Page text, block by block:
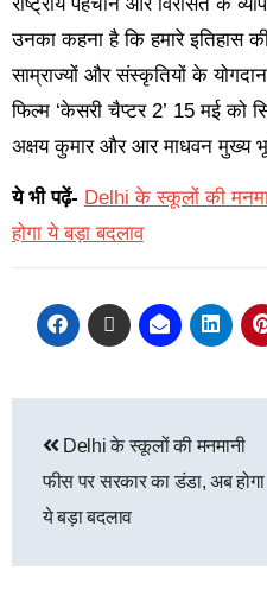
उनका कहना है कि हमारे इतिहास
साम्राज्यों और संस्कृतियों के
फिल्म ‘केसरी चैप्टर 2’ 15 मई को
अक्षय कुमार और आर माधवन मुख्य
ये भी पढ़ें- Delhi के स्कूलों की
होगा ये बड़ा बदलाव
Delhi के स्कूलों की मनमानी
फीस पर सरकार का डंडा, अब होगा
ये बड़ा बदलाव